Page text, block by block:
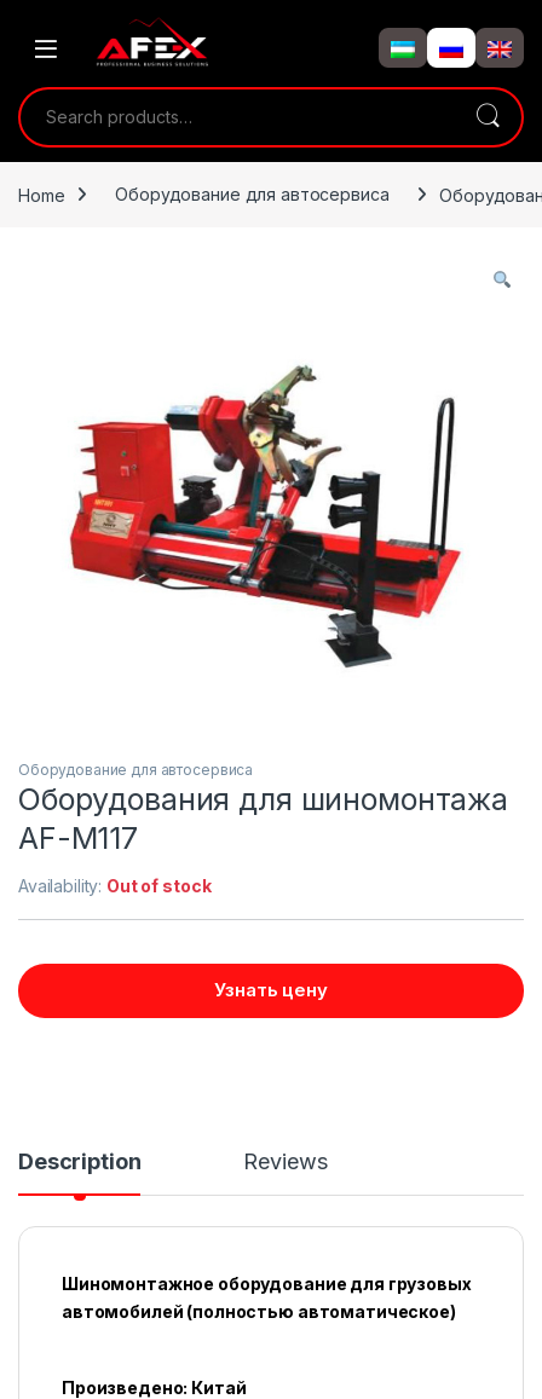
Search for:
Home Оборудование для автосервиса
Оборудование для автосервиса
Оборудования для шиномонтажа
AF-M117
Availability: Out of stock
Узнать цену
Description Reviews
Шиномонтажное оборудование для грузовых
автомобилей (полностью автоматическое)
Произведено: Китай